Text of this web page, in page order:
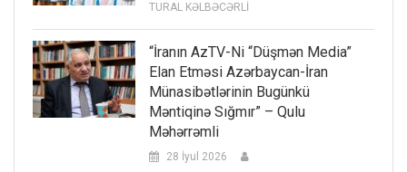
TURAL KƏLBƏCƏRLİ
“İranın AzTV-Ni “düşmən Media”
Elan Etməsi Azərbaycan-İran
Münasibətlərinin Bugünkü
Məntiqinə Sığmır” – Qulu
Məhərrəmli
28 İyul 2026